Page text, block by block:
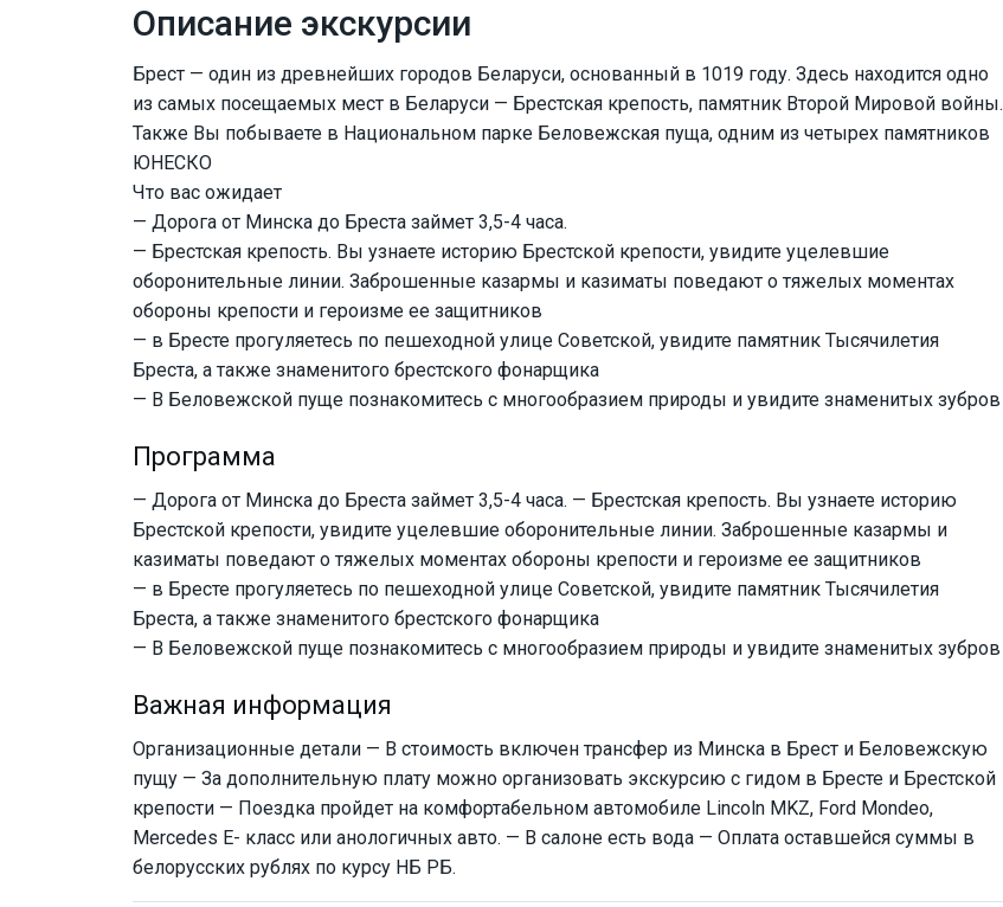
Описание экскурсии
Брест — один из древнейших городов Беларуси, основанный в 1019 году. Здесь находится одно
из самых посещаемых мест в Беларуси — Брестская крепость, памятник Второй Мировой войны.
Также Вы побываете в Национальном парке Беловежская пуща, одним из четырех памятников
ЮНЕСКО
Что вас ожидает
— Дорога от Минска до Бреста займет 3,5-4 часа.
— Брестская крепость. Вы узнаете историю Брестской крепости, увидите уцелевшие
оборонительные линии. Заброшенные казармы и казиматы поведают о тяжелых моментах
обороны крепости и героизме ее защитников
— в Бресте прогуляетесь по пешеходной улице Советской, увидите памятник Тысячилетия
Бреста, а также знаменитого брестского фонарщика
— В Беловежской пуще познакомитесь с многообразием природы и увидите знаменитых зубров
Программа
— Дорога от Минска до Бреста займет 3,5-4 часа. — Брестская крепость. Вы узнаете историю
Брестской крепости, увидите уцелевшие оборонительные линии. Заброшенные казармы и
казиматы поведают о тяжелых моментах обороны крепости и героизме ее защитников
— в Бресте прогуляетесь по пешеходной улице Советской, увидите памятник Тысячилетия
Бреста, а также знаменитого брестского фонарщика
— В Беловежской пуще познакомитесь с многообразием природы и увидите знаменитых зубров
Важная информация
Организационные детали — В стоимость включен трансфер из Минска в Брест и Беловежскую
пущу — За дополнительную плату можно организовать экскурсию с гидом в Бресте и Брестской
крепости — Поездка пройдет на комфортабельном автомобиле Lincoln MKZ, Ford Mondeo,
Mercedes E- класс или анологичных авто. — В салоне есть вода — Оплата оставшейся суммы в
белорусских рублях по курсу НБ РБ.